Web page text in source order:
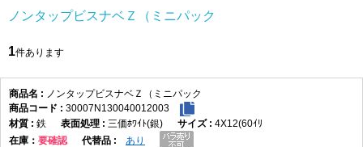
ノンタップビスナベＺ（ミニパック
1件あります
ノンタップビスナベＺ（ミニパック
30007N130040012003
鉄
三価ﾎﾜｲﾄ(銀)
4X12(60ｲﾘ
在庫
要確認
あり